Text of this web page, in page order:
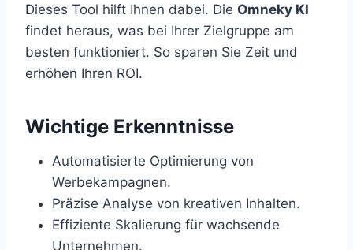
Dieses Tool hilft Ihnen dabei. Die Omneky KI
findet heraus, was bei Ihrer Zielgruppe am
besten funktioniert. So sparen Sie Zeit und
erhöhen Ihren ROI.
Wichtige Erkenntnisse
Automatisierte Optimierung von
Werbekampagnen.
Präzise Analyse von kreativen Inhalten.
Effiziente Skalierung für wachsende
Unternehmen.